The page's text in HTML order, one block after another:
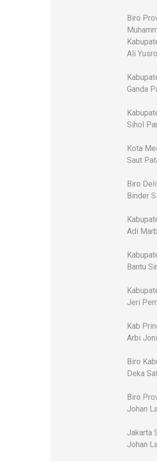
Biro
Ali
Ganda
Sihol
Kota
Saut
Biro
Binder
Adi
Bantu
Jeri
Kab
Arbi Joni
Biro
Deka
Biro
Johan
Jakarta
Johan